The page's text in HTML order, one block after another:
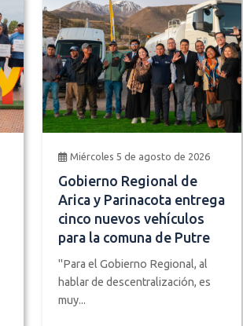
Miércoles 5 de agosto de 2026
Gobierno Regional de
Arica y Parinacota entrega
cinco nuevos vehículos
para la comuna de Putre
"Para el Gobierno Regional, al
hablar de descentralización, es
muy...